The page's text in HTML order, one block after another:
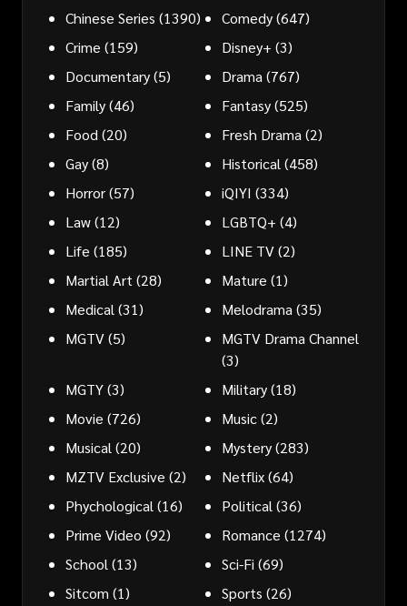
Chinese Series (1390) Comedy(647)
Crime (159) Disney+ (3)
Documentary(5) Drama(767)
Family(46) Fantasy(525)
Food(20) Fresh Drama(2)
Gay(8) Historical(458)
Horror(57) iQIYI (334)
Law(12) LGBTQ+ (4)
Life (185) LINE TV(2)
Martial Art(28) Mature (1)
Medical(31) Melodrama(35)
MGTV(5)
MGTV Drama Channel
(3)
MGTY(3) Military(18)
Movie (726) Music(2)
Musical(20) Mystery(283)
MZTV Exclusive (2) Netflix(64)
Phychological(16) Political(36)
Prime Video (92) Romance (1274)
School(13) Sci-Fi (69)
Sitcom (1) Sports (26)